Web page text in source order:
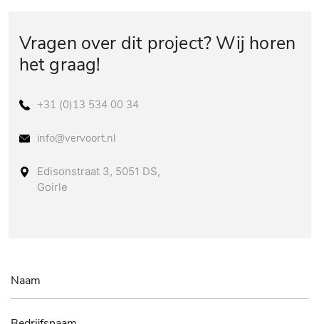
Vragen over dit project? Wij horen
het graag!
+31 (0)13 534 00 34
info@vervoort.nl
Edisonstraat 3, 5051 DS,
Goirle